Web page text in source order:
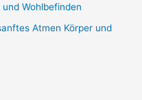
Wohlbefinden
Atmen Körper und